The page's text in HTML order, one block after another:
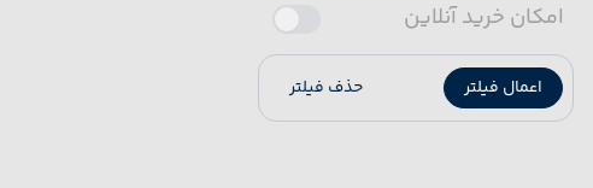
امکان خرید آنلاین
اعمال فیلتر حذف فیلتر